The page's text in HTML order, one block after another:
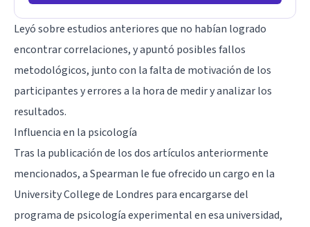
Leyó sobre estudios anteriores que no habían logrado
encontrar correlaciones, y apuntó posibles fallos
metodológicos, junto con la falta de motivación de los
participantes y errores a la hora de medir y analizar los
resultados.
Influencia en la psicología
Tras la publicación de los dos artículos anteriormente
mencionados, a Spearman le fue ofrecido un cargo en la
University College de Londres para encargarse del
programa de psicología experimental en esa universidad,